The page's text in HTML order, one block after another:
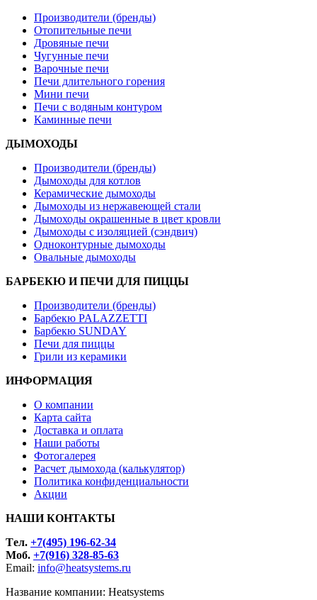
Производители (бренды)
Отопительные печи
Дровяные печи
Чугунные печи
Варочные печи
Печи длительного горения
Мини печи
Печи с водяным контуром
Каминные печи
ДЫМОХОДЫ
Производители (бренды)
Дымоходы для котлов
Керамические дымоходы
Дымоходы из нержавеющей стали
Дымоходы окрашенные в цвет кровли
Дымоходы с изоляцией (сэндвич)
Одноконтурные дымоходы
Овальные дымоходы
БАРБЕКЮ И ПЕЧИ ДЛЯ ПИЦЦЫ
Производители (бренды)
Барбекю PALAZZETTI
Барбекю SUNDAY
Печи для пиццы
Грили из керамики
ИНФОРМАЦИЯ
О компании
Карта сайта
Доставка и оплата
Наши работы
Фотогалерея
Расчет дымохода (калькулятор)
Политика конфиденциальности
Акции
НАШИ КОНТАКТЫ
Tел. +7(495) 196-62-34
Моб. +7(916) 328-85-63
Email: info@heatsystems.ru
Название компании: Heatsystems